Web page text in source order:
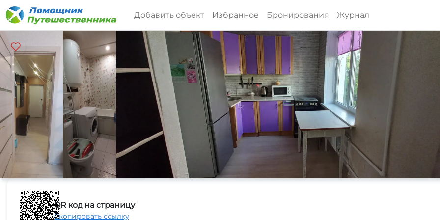
Добавить объект Избранное Бронирования Журнал
QR код на страницу
Скопировать ссылку